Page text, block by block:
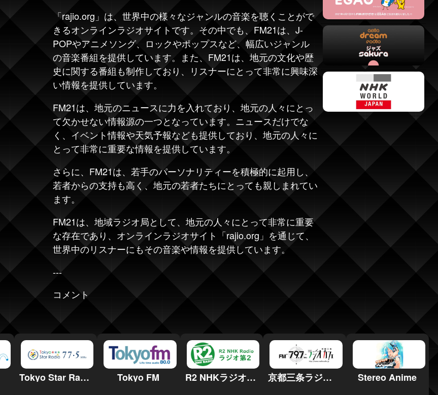
「rajio.org」は、世界中の様々なジャンルの音楽を聴くことがで
きるオンラインラジオサイトです。その中でも、FM21は、J-
POPやアニメソング、ロックやポップスなど、幅広いジャンル
の音楽番組を提供しています。また、FM21は、地元の文化や歴
史に関する番組も制作しており、リスナーにとって非常に興味深
い情報を提供しています。
FM21は、地元のニュースに力を入れており、地元の人々にとっ
て欠かせない情報源の一つとなっています。ニュースだけでな
く、イベント情報や天気予報なども提供しており、地元の人々に
とって非常に重要な情報を提供しています。
さらに、FM21は、若手のパーソナリティーを積極的に起用し、
若者からの支持も高く、地元の若者たちにとっても親しまれてい
ます。
FM21は、地域ラジオ局として、地元の人々にとって非常に重要
な存在であり、オンラインラジオサイト「rajio.org」を通じて、
世界中のリスナーにもその音楽や情報を提供しています。
---
コメント
Tokyo Star Radio Tokyo FM R2 NHKラジオ第2 京都三条ラジオカフェ Stereo Anime